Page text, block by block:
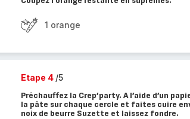
1 orange
Etape 4 /5
Préchauffez la Crep’party. A l’aide d’un
la pâte sur chaque cercle et faites cuire
noix de beurre Suzette et laissez fondre.